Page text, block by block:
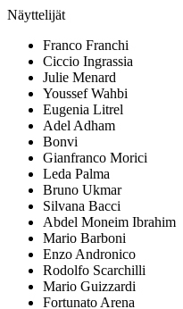
Näyttelijät
Franco Franchi
Ciccio Ingrassia
Julie Menard
Youssef Wahbi
Eugenia Litrel
Adel Adham
Bonvi
Gianfranco Morici
Leda Palma
Bruno Ukmar
Silvana Bacci
Abdel Moneim Ibrahim
Mario Barboni
Enzo Andronico
Rodolfo Scarchilli
Mario Guizzardi
Fortunato Arena